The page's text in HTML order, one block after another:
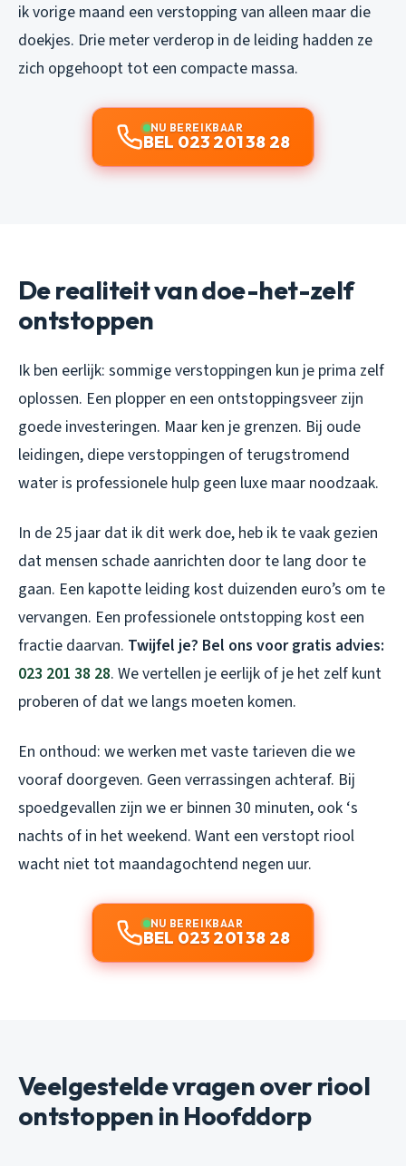
ik vorige maand een verstopping van alleen maar die
doekjes. Drie meter verderop in de leiding hadden ze
zich opgehoopt tot een compacte massa.
NU BEREIKBAAR
BEL 023 201 38 28
De realiteit van doe-het-zelf
ontstoppen
Ik ben eerlijk: sommige verstoppingen kun je prima zelf
oplossen. Een plopper en een ontstoppingsveer zijn
goede investeringen. Maar ken je grenzen. Bij oude
leidingen, diepe verstoppingen of terugstromend
water is professionele hulp geen luxe maar noodzaak.
In de 25 jaar dat ik dit werk doe, heb ik te vaak gezien
dat mensen schade aanrichten door te lang door te
gaan. Een kapotte leiding kost duizenden euro’s om te
vervangen. Een professionele ontstopping kost een
fractie daarvan. Twijfel je? Bel ons voor gratis advies:
023 201 38 28. We vertellen je eerlijk of je het zelf kunt
proberen of dat we langs moeten komen.
En onthoud: we werken met vaste tarieven die we
vooraf doorgeven. Geen verrassingen achteraf. Bij
spoedgevallen zijn we er binnen 30 minuten, ook ‘s
nachts of in het weekend. Want een verstopt riool
wacht niet tot maandagochtend negen uur.
NU BEREIKBAAR
BEL 023 201 38 28
Veelgestelde vragen over riool
ontstoppen in Hoofddorp